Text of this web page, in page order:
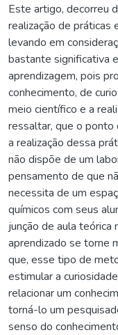
Este artigo, decorreu
realização de práticas
levando em
bastante significativa
aprendizagem, pois
conhecimento, de
meio científico e a
ressaltar, que o ponto
a realização dessa
não dispõe de um
pensamento de que
necessita de um
químicos com seus
junção de aula teórica
aprendizado se torne
que, esse tipo de
estimular a
relacionar um
torná-lo um
senso do